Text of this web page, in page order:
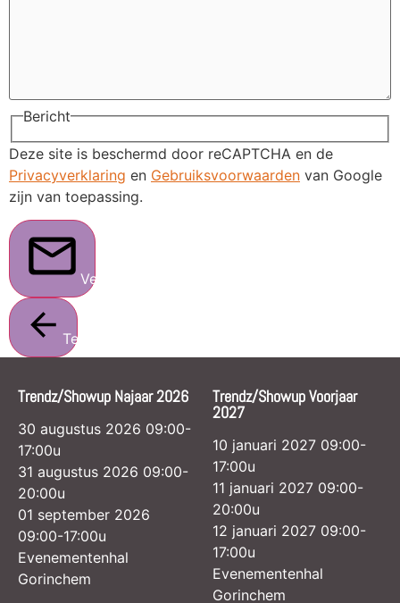
Bericht
Deze site is beschermd door reCAPTCHA en de
Privacyverklaring en Gebruiksvoorwaarden van Google
zijn van toepassing.
Verstuur
Terug
Trendz/Showup Najaar 2026
30 augustus 2026 09:00-
17:00u
31 augustus 2026 09:00-
20:00u
01 september 2026
09:00-17:00u
Evenementenhal
Gorinchem
Trendz/Showup Voorjaar
2027
10 januari 2027 09:00-
17:00u
11 januari 2027 09:00-
20:00u
12 januari 2027 09:00-
17:00u
Evenementenhal
Gorinchem